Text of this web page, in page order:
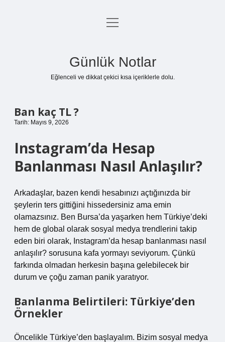
Anasayfa
menüyü
Günlük Notlar
Eğlenceli ve dikkat çekici kısa içeriklerle dolu.
Ban kaç TL ?
Tarih: Mayıs 9, 2026
Instagram’da Hesap
Banlanması Nasıl Anlaşılır?
Arkadaşlar, bazen kendi hesabınızı açtığınızda bir
şeylerin ters gittiğini hissedersiniz ama emin
olamazsınız. Ben Bursa’da yaşarken hem Türkiye’deki
hem de global olarak sosyal medya trendlerini takip
eden biri olarak, Instagram’da hesap banlanması nasıl
anlaşılır? sorusuna kafa yormayı seviyorum. Çünkü
farkında olmadan herkesin başına gelebilecek bir
durum ve çoğu zaman panik yaratıyor.
Banlanma Belirtileri: Türkiye’den
Örnekler
Öncelikle Türkiye’den başlayalım. Bizim sosyal medya